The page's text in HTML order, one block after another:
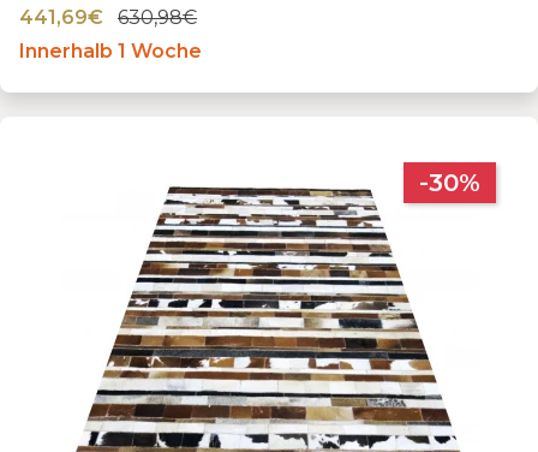
441,69€
630,98€
Innerhalb 1 Woche
-30%